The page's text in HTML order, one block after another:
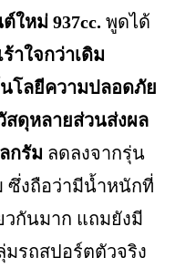
ใหม่ 937cc. พูดได้
าใจกว่าเดิม
นโลยีความปลอดภัย
สดุหลายส่วนส่งผล
กรัม ลดลงจากรุ่น
ซึ่งถือว่ามีน้ำหนักที่
วกันมาก แถมยังมี
มรถสปอร์ตตัวจริง